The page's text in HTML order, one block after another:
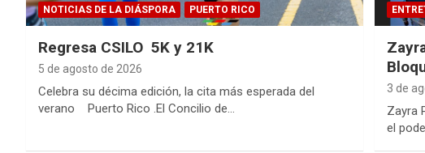
NOTICIAS DE LA DIÁSPORA PUERTO RICO
Regresa CSILO 5K y 21K
5 de agosto de 2026
Celebra su décima edición, la cita más esperada del
verano Puerto Rico .El Concilio de…
3 de
Zayra
el